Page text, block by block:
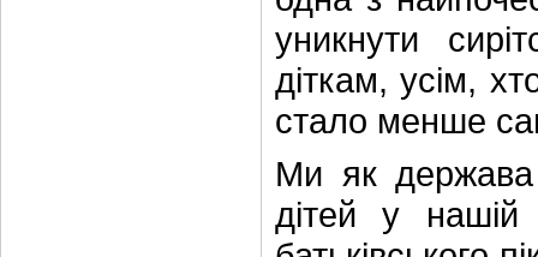
уникнути
діткам, усім,
стало менше
Ми як
дітей у нашій